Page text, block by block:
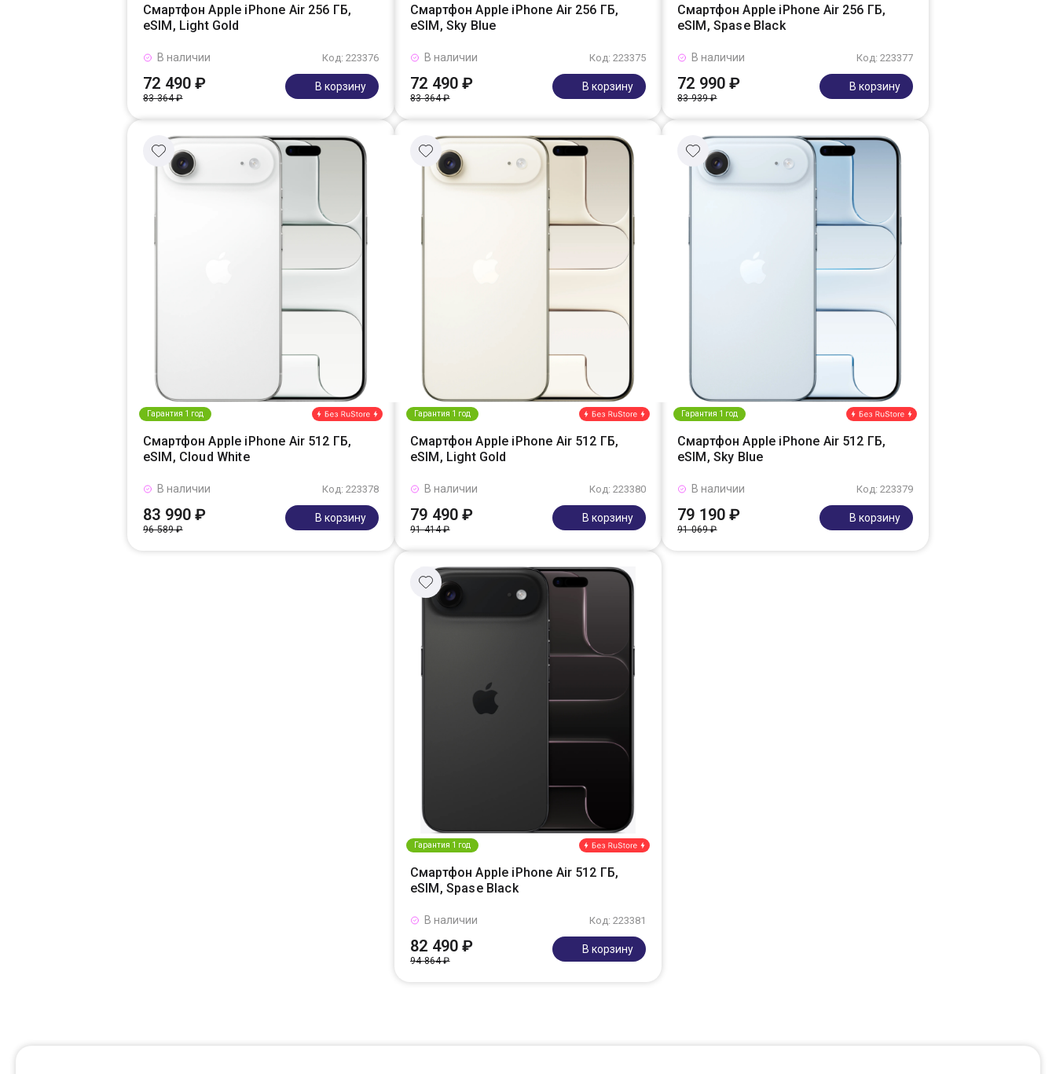
Смартфон Apple iPhone Air 256 ГБ,
eSIM, Light Gold
Код: 223376
В наличии
72 490 ₽
83 364 ₽
В корзину
Смартфон Apple iPhone Air 256 ГБ,
eSIM, Sky Blue
Код: 223375
В наличии
72 490 ₽
83 364 ₽
В корзину
Смартфон Apple iPhone Air 256 ГБ,
eSIM, Spase Black
Код: 223377
В наличии
72 990 ₽
83 939 ₽
В корзину
Гарантия 1 год
Смартфон Apple iPhone Air 512 ГБ,
eSIM, Cloud White
Код: 223378
В наличии
83 990 ₽
96 589 ₽
В корзину
Гарантия 1 год
Смартфон Apple iPhone Air 512 ГБ,
eSIM, Light Gold
Код: 223380
В наличии
79 490 ₽
91 414 ₽
В корзину
Гарантия 1 год
Смартфон Apple iPhone Air 512 ГБ,
eSIM, Sky Blue
Код: 223379
В наличии
79 190 ₽
91 069 ₽
В корзину
Гарантия 1 год
Смартфон Apple iPhone Air 512 ГБ,
eSIM, Spase Black
Код: 223381
В наличии
82 490 ₽
94 864 ₽
В корзину